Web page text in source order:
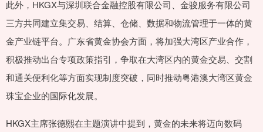
此外，HKGX与深圳联合金融控股有限公司、金骏服务有限公司
三方共同建立集交易、结算、仓储、数据和物流管理于一体的黄
金产业链平台。广东省黄金协会方面，将加强大湾区产业合作，
积极推动出台专项政策指引，争取在大湾区内的黄金交易、交割
和通关便利化等方面实现制度突破，同时推动粤港澳大湾区黄金
珠宝企业的国际化发展。
HKGX主席张德熙在主题演讲中提到，黄金的未来将迈向数码